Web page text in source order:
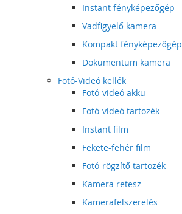
Instant fényképezőgép
Vadfigyelő kamera
Kompakt fényképezőgép
Dokumentum kamera
Fotó-Videó kellék
Fotó-videó akku
Fotó-videó tartozék
Instant film
Fekete-fehér film
Fotó-rögzítő tartozék
Kamera retesz
Kamerafelszerelés